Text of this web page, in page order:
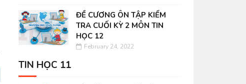
ĐỀ CƯƠNG ÔN TẬP KIỂM
TRA CUỐI KỲ 2 MÔN TIN
HỌC 12
February 24, 2022
TIN HỌC 11